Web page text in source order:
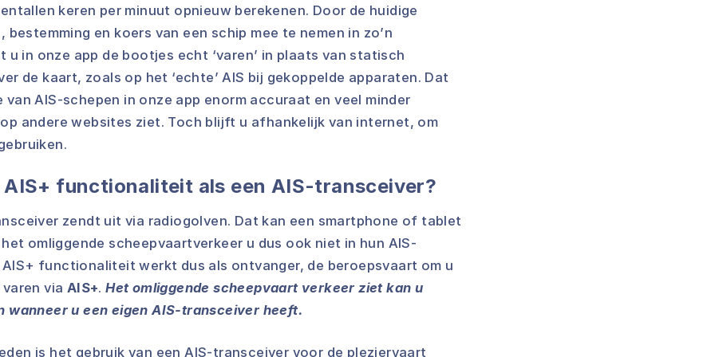
keren per minuut opnieuw berekenen. Door de huidige
bestemming en koers van een schip mee te nemen in zo’n
u in onze app de bootjes echt ‘varen’ in plaats van statisch
de kaart, zoals op het ‘echte’ AIS bij gekoppelde apparaten. Dat
AIS-schepen in onze app enorm accuraat en veel minder
andere websites ziet. Toch blijft u afhankelijk van internet, om
functionaliteit als een AIS-transceiver?
zendt uit via radiogolven. Dat kan een smartphone of tablet
omliggende scheepvaartverkeer u dus ook niet in hun AIS-
AIS+ functionaliteit werkt dus als ontvanger, de beroepsvaart om u
via AIS+.Het omliggende scheepvaart verkeer ziet kan u
wanneer u een eigen AIS-transceiver heeft.
is het gebruik van een AIS-transceiver voor de pleziervaart